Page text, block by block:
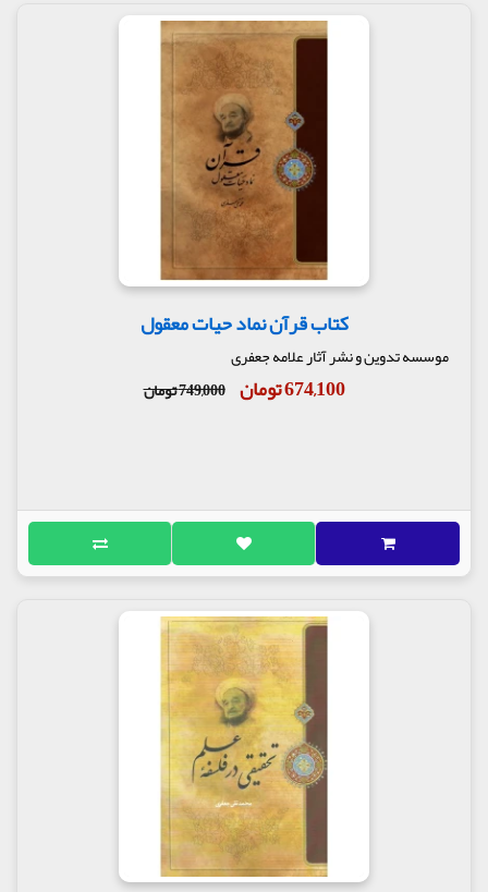
کتاب قرآن نماد حیات معقول
موسسه تدوین و نشر آثار علامه جعفری
674,100 تومان 749,000 تومان